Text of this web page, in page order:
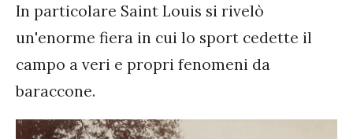
In particolare Saint Louis si rivelò
un'enorme fiera in cui lo sport cedette il
campo a veri e propri fenomeni da
baraccone.